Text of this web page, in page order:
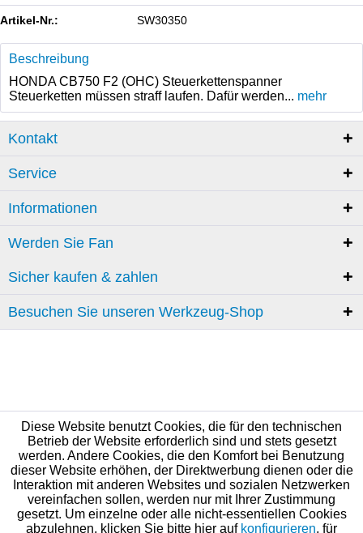
Artikel-Nr.: SW30350
Beschreibung
HONDA CB750 F2 (OHC) Steuerkettenspanner
Steuerketten müssen straff laufen. Dafür werden... mehr
Kontakt
Service
Informationen
Werden Sie Fan
Sicher kaufen & zahlen
Besuchen Sie unseren Werkzeug-Shop
Diese Website benutzt Cookies, die für den technischen
Betrieb der Website erforderlich sind und stets gesetzt
werden. Andere Cookies, die den Komfort bei Benutzung
dieser Website erhöhen, der Direktwerbung dienen oder die
Interaktion mit anderen Websites und sozialen Netzwerken
vereinfachen sollen, werden nur mit Ihrer Zustimmung
gesetzt. Um einzelne oder alle nicht-essentiellen Cookies
abzulehnen, klicken Sie bitte hier auf konfigurieren, für